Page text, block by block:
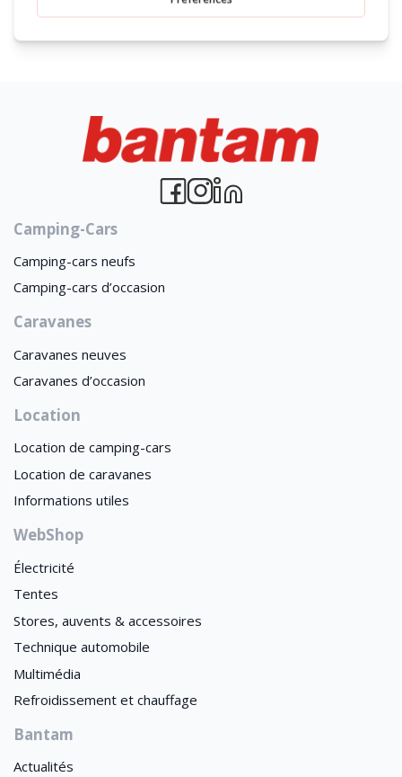
Camping-Cars
Camping-cars neufs
Camping-cars d’occasion
Caravanes
Caravanes neuves
Caravanes d’occasion
Location
Location de camping-cars
Location de caravanes
Informations utiles
WebShop
Électricité
Tentes
Stores, auvents & accessoires
Technique automobile
Multimédia
Refroidissement et chauffage
Bantam
Actualités